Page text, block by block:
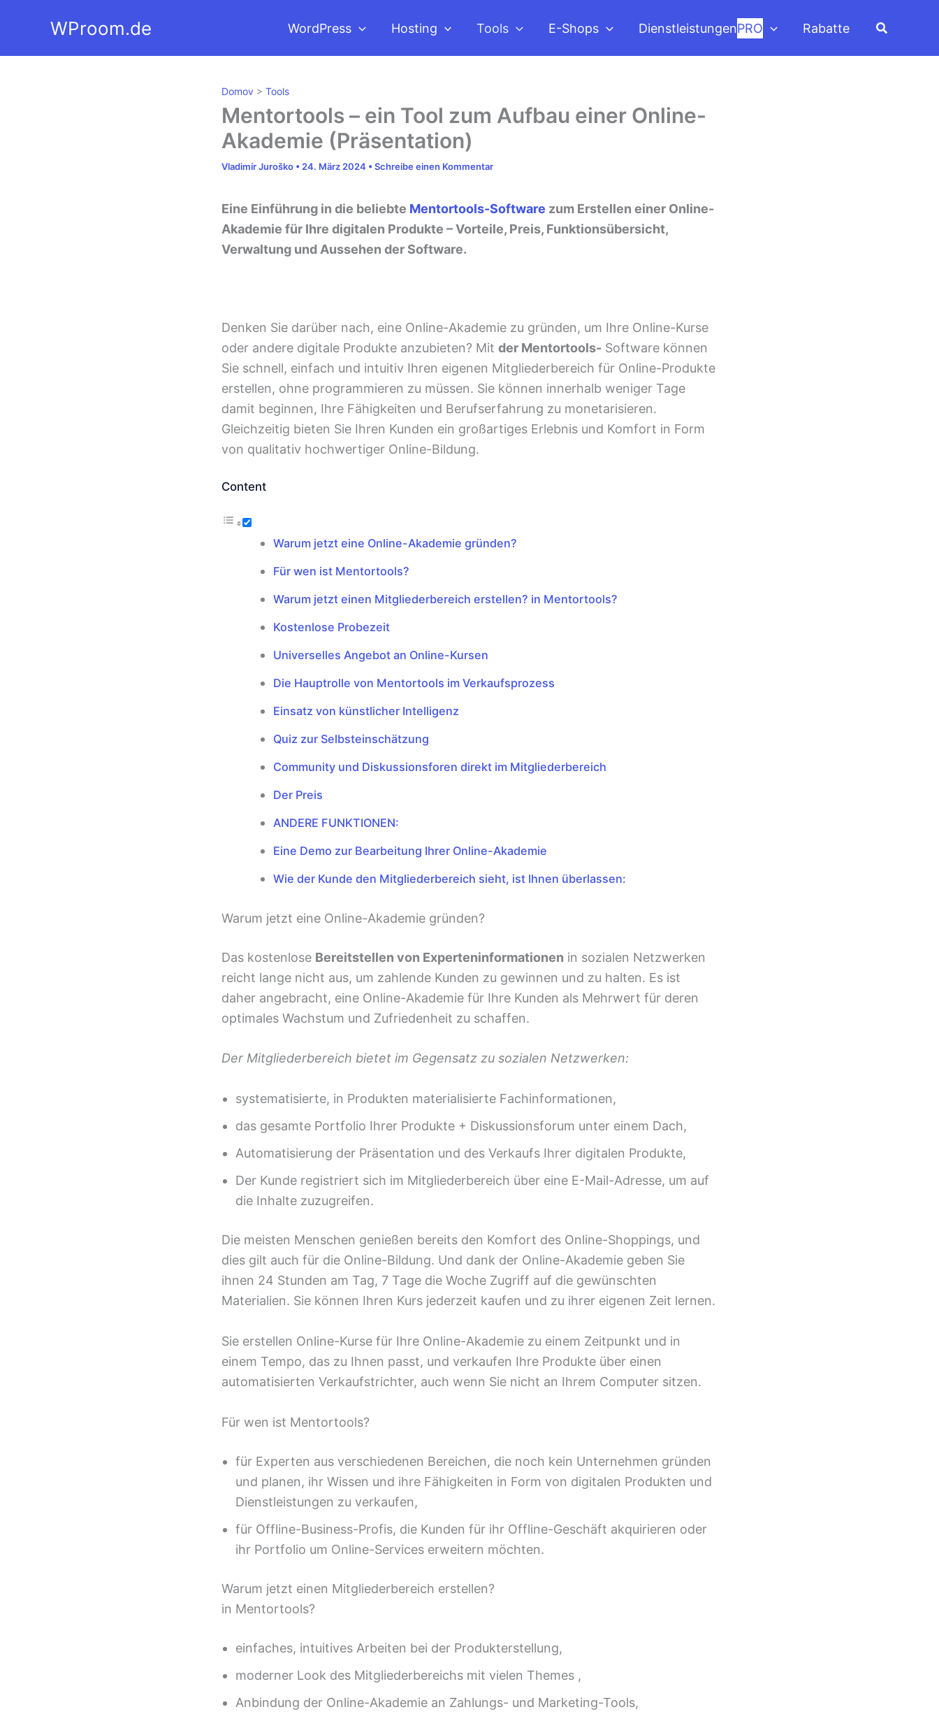
WProom.de WordPress Hosting Tools E-Shops DienstleistungenPRO Rabatte Suchen
Domov > Tools
Mentortools – ein Tool zum Aufbau einer Online-
Akademie (Präsentation)
Vladimír Juroško • 24. März 2024 •Schreibe einen Kommentar
Eine Einführung in die beliebte Mentortools-Software zum Erstellen einer Online-
Akademie für Ihre digitalen Produkte – Vorteile, Preis, Funktionsübersicht,
Verwaltung und Aussehen der Software.
Denken Sie darüber nach, eine Online-Akademie zu gründen, um Ihre Online-Kurse
oder andere digitale Produkte anzubieten? Mit der Mentortools- Software können
Sie schnell, einfach und intuitiv Ihren eigenen Mitgliederbereich für Online-Produkte
erstellen, ohne programmieren zu müssen. Sie können innerhalb weniger Tage
damit beginnen, Ihre Fähigkeiten und Berufserfahrung zu monetarisieren.
Gleichzeitig bieten Sie Ihren Kunden ein großartiges Erlebnis und Komfort in Form
von qualitativ hochwertiger Online-Bildung.
Content
Warum jetzt eine Online-Akademie gründen?
Für wen ist Mentortools?
Warum jetzt einen Mitgliederbereich erstellen? in Mentortools?
Kostenlose Probezeit
Universelles Angebot an Online-Kursen
Die Hauptrolle von Mentortools im Verkaufsprozess
Einsatz von künstlicher Intelligenz
Quiz zur Selbsteinschätzung
Community und Diskussionsforen direkt im Mitgliederbereich
Der Preis
ANDERE FUNKTIONEN:
Eine Demo zur Bearbeitung Ihrer Online-Akademie
Wie der Kunde den Mitgliederbereich sieht, ist Ihnen überlassen:
Warum jetzt eine Online-Akademie gründen?
Das kostenlose Bereitstellen von Experteninformationen in sozialen Netzwerken
reicht lange nicht aus, um zahlende Kunden zu gewinnen und zu halten. Es ist
daher angebracht, eine Online-Akademie für Ihre Kunden als Mehrwert für deren
optimales Wachstum und Zufriedenheit zu schaffen.
Der Mitgliederbereich bietet im Gegensatz zu sozialen Netzwerken:
systematisierte, in Produkten materialisierte Fachinformationen,
das gesamte Portfolio Ihrer Produkte + Diskussionsforum unter einem Dach,
Automatisierung der Präsentation und des Verkaufs Ihrer digitalen Produkte,
Der Kunde registriert sich im Mitgliederbereich über eine E-Mail-Adresse, um auf
die Inhalte zuzugreifen.
Die meisten Menschen genießen bereits den Komfort des Online-Shoppings, und
dies gilt auch für die Online-Bildung. Und dank der Online-Akademie geben Sie
ihnen 24 Stunden am Tag, 7 Tage die Woche Zugriff auf die gewünschten
Materialien. Sie können Ihren Kurs jederzeit kaufen und zu ihrer eigenen Zeit lernen.
Sie erstellen Online-Kurse für Ihre Online-Akademie zu einem Zeitpunkt und in
einem Tempo, das zu Ihnen passt, und verkaufen Ihre Produkte über einen
automatisierten Verkaufstrichter, auch wenn Sie nicht an Ihrem Computer sitzen.
Für wen ist Mentortools?
für Experten aus verschiedenen Bereichen, die noch kein Unternehmen gründen
und planen, ihr Wissen und ihre Fähigkeiten in Form von digitalen Produkten und
Dienstleistungen zu verkaufen,
für Offline-Business-Profis, die Kunden für ihr Offline-Geschäft akquirieren oder
ihr Portfolio um Online-Services erweitern möchten.
Warum jetzt einen Mitgliederbereich erstellen?
in Mentortools?
einfaches, intuitives Arbeiten bei der Produkterstellung,
moderner Look des Mitgliederbereichs mit vielen Themes ,
Anbindung der Online-Akademie an Zahlungs- und Marketing-Tools,